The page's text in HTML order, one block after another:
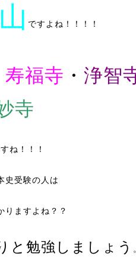
山 ですよね！！！！
寿福寺 ・ 浄智
寺
ね！！！
史受験の人は
りますよね？？
と勉強しましょう